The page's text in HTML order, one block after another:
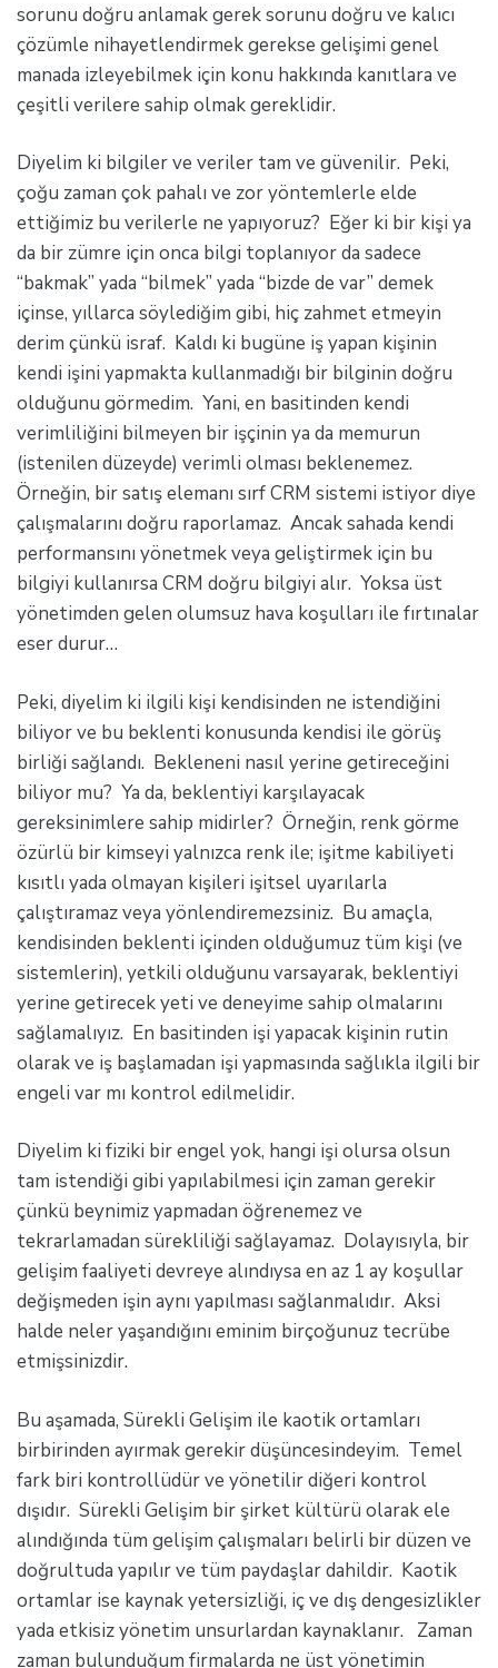
sorunu doğru anlamak gerek sorunu doğru ve kalıcı
çözümle nihayetlendirmek gerekse gelişimi genel
manada izleyebilmek için konu hakkında kanıtlara ve
çeşitli verilere sahip olmak gereklidir.
Diyelim ki bilgiler ve veriler tam ve güvenilir. Peki,
çoğu zaman çok pahalı ve zor yöntemlerle elde
ettiğimiz bu verilerle ne yapıyoruz? Eğer ki bir kişi ya
da bir zümre için onca bilgi toplanıyor da sadece
“bakmak” yada “bilmek” yada “bizde de var” demek
içinse, yıllarca söylediğim gibi, hiç zahmet etmeyin
derim çünkü israf. Kaldı ki bugüne iş yapan kişinin
kendi işini yapmakta kullanmadığı bir bilginin doğru
olduğunu görmedim. Yani, en basitinden kendi
verimliliğini bilmeyen bir işçinin ya da memurun
(istenilen düzeyde) verimli olması beklenemez.
Örneğin, bir satış elemanı sırf CRM sistemi istiyor diye
çalışmalarını doğru raporlamaz. Ancak sahada kendi
performansını yönetmek veya geliştirmek için bu
bilgiyi kullanırsa CRM doğru bilgiyi alır. Yoksa üst
yönetimden gelen olumsuz hava koşulları ile fırtınalar
eser durur…
Peki, diyelim ki ilgili kişi kendisinden ne istendiğini
biliyor ve bu beklenti konusunda kendisi ile görüş
birliği sağlandı. Bekleneni nasıl yerine getireceğini
biliyor mu? Ya da, beklentiyi karşılayacak
gereksinimlere sahip midirler? Örneğin, renk görme
özürlü bir kimseyi yalnızca renk ile; işitme kabiliyeti
kısıtlı yada olmayan kişileri işitsel uyarılarla
çalıştıramaz veya yönlendiremezsiniz. Bu amaçla,
kendisinden beklenti içinden olduğumuz tüm kişi (ve
sistemlerin), yetkili olduğunu varsayarak, beklentiyi
yerine getirecek yeti ve deneyime sahip olmalarını
sağlamalıyız. En basitinden işi yapacak kişinin rutin
olarak ve iş başlamadan işi yapmasında sağlıkla ilgili bir
engeli var mı kontrol edilmelidir.
Diyelim ki fiziki bir engel yok, hangi işi olursa olsun
tam istendiği gibi yapılabilmesi için zaman gerekir
çünkü beynimiz yapmadan öğrenemez ve
tekrarlamadan sürekliliği sağlayamaz. Dolayısıyla, bir
gelişim faaliyeti devreye alındıysa en az 1 ay koşullar
değişmeden işin aynı yapılması sağlanmalıdır. Aksi
halde neler yaşandığını eminim birçoğunuz tecrübe
etmişsinizdir.
Bu aşamada, Sürekli Gelişim ile kaotik ortamları
birbirinden ayırmak gerekir düşüncesindeyim. Temel
fark biri kontrollüdür ve yönetilir diğeri kontrol
dışıdır. Sürekli Gelişim bir şirket kültürü olarak ele
alındığında tüm gelişim çalışmaları belirli bir düzen ve
doğrultuda yapılır ve tüm paydaşlar dahildir. Kaotik
ortamlar ise kaynak yetersizliği, iç ve dış dengesizlikler
yada etkisiz yönetim unsurlardan kaynaklanır. Zaman
zaman bulunduğum firmalarda ne üst yönetimin